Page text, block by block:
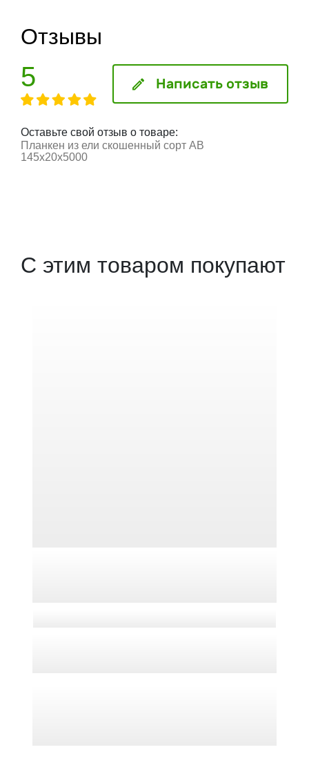
Отзывы
5 Написать отзыв
Оставьте свой отзыв о товаре:
Планкен из ели скошенный сорт АВ
145x20x5000